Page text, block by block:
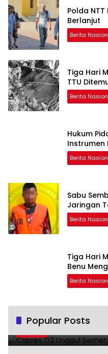
Polda
Berlanjut
Berita
Tiga Hari
TTU
Berita
Hukum
Instrumen
Berita
Sabu
Jaringan
Berita
Tiga Hari
Benu
Berita
Popular Posts
1 Capres O2